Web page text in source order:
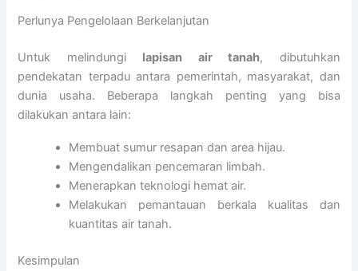
️Perlunya Pengelolaan Berkelanjutan
Untuk melindungi lapisan air tanah, dibutuhkan
pendekatan terpadu antara pemerintah, masyarakat, dan
dunia usaha. Beberapa langkah penting yang bisa
dilakukan antara lain:
Membuat sumur resapan dan area hijau.
Mengendalikan pencemaran limbah.
Menerapkan teknologi hemat air.
Melakukan pemantauan berkala kualitas dan
kuantitas air tanah.
Kesimpulan